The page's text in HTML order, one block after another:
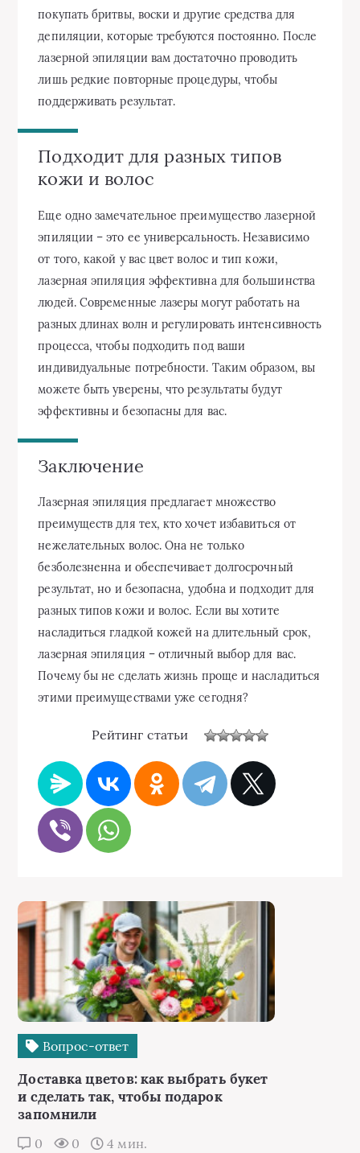
покупать бритвы, воски и другие средства для
депиляции, которые требуются постоянно. После
лазерной эпиляции вам достаточно проводить
лишь редкие повторные процедуры, чтобы
поддерживать результат.
Подходит для разных типов
кожи и волос
Еще одно замечательное преимущество лазерной
эпиляции – это ее универсальность. Независимо
от того, какой у вас цвет волос и тип кожи,
лазерная эпиляция эффективна для большинства
людей. Современные лазеры могут работать на
разных длинах волн и регулировать интенсивность
процесса, чтобы подходить под ваши
индивидуальные потребности. Таким образом, вы
можете быть уверены, что результаты будут
эффективны и безопасны для вас.
Заключение
Лазерная эпиляция предлагает множество
преимуществ для тех, кто хочет избавиться от
нежелательных волос. Она не только
безболезненна и обеспечивает долгосрочный
результат, но и безопасна, удобна и подходит для
разных типов кожи и волос. Если вы хотите
насладиться гладкой кожей на длительный срок,
лазерная эпиляция – отличный выбор для вас.
Почему бы не сделать жизнь проще и насладиться
этими преимуществами уже сегодня?
Рейтинг статьи
Вопрос-ответ
Доставка цветов: как выбрать букет
и сделать так, чтобы подарок
запомнили
0 0 4 мин.